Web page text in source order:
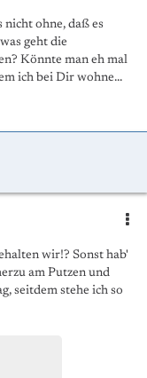
nicht ohne, daß es
geht die
Könnte man eh mal
ich bei Dir wohne...
wir!? Sonst hab'
am Putzen und
seitdem stehe ich so